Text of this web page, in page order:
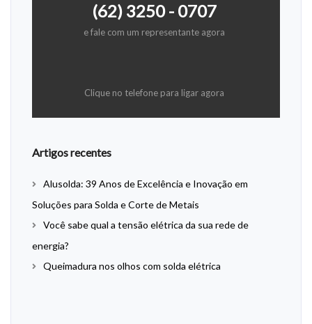
(62) 3250 - 0707
e fale com um representante agora
Clique no telefone para ligar agora
Artigos recentes
Alusolda: 39 Anos de Excelência e Inovação em
Soluções para Solda e Corte de Metais
Você sabe qual a tensão elétrica da sua rede de
energia?
Queimadura nos olhos com solda elétrica